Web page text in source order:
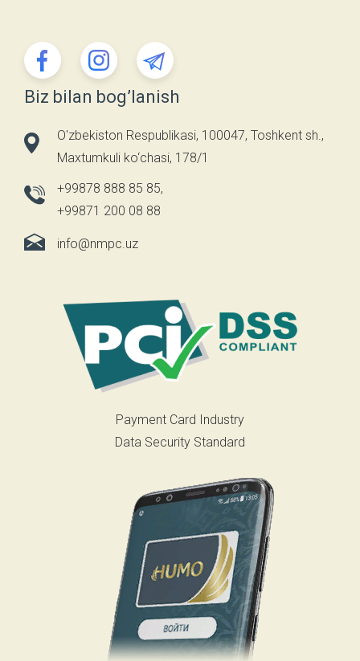
Biz bilan bog’lanish
O'zbekiston Respublikasi, 100047, Toshkent sh.,
Maxtumkuli ko‘chasi, 178/1
+99878 888 85 85,
+99871 200 08 88
info@nmpc.uz
Payment Card Industry
Data Security Standard